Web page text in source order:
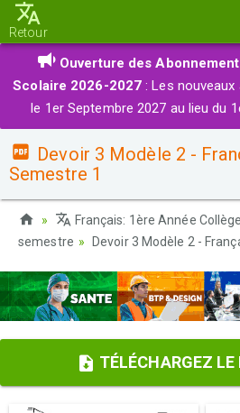
Retour
Ouverture des
Scolaire 2026-2027 : Les
le 1er Septembre 2027 au lieu du
Devoir 3 Modèle 2 -
Semestre 1
Français: 1ère Année Collège
semestre
Devoir 3 Modèle 2 -
TÉLÉCHARGEZ